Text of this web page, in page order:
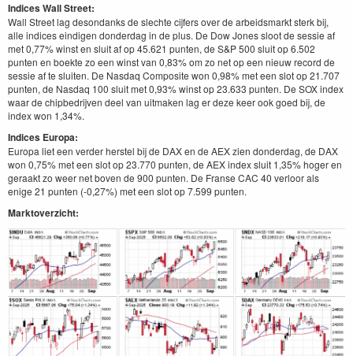
Indices Wall Street:
Wall Street lag desondanks de slechte cijfers over de arbeidsmarkt sterk bij,
alle indices eindigen donderdag in de plus. De Dow Jones sloot de sessie af
met 0,77% winst en sluit af op 45.621 punten, de S&P 500 sluit op 6.502
punten en boekte zo een winst van 0,83% om zo net op een nieuw record de
sessie af te sluiten. De Nasdaq Composite won 0,98% met een slot op 21.707
punten, de Nasdaq 100 sluit met 0,93% winst op 23.633 punten. De SOX index
waar de chipbedrijven deel van uitmaken lag er deze keer ook goed bij, de
index won 1,34%.
Indices Europa:
Europa liet een verder herstel bij de DAX en de AEX zien donderdag, de DAX
won 0,75% met een slot op 23.770 punten, de AEX index sluit 1,35% hoger en
geraakt zo weer net boven de 900 punten. De Franse CAC 40 verloor als
enige 21 punten (-0,27%) met een slot op 7.599 punten.
Marktoverzicht: